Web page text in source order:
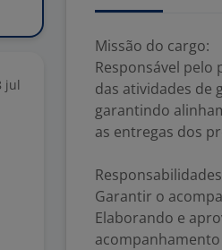
jul
Missão do cargo:
Responsável
das atividades de
garantindo
as entregas dos
Garantir o
Elaborando e